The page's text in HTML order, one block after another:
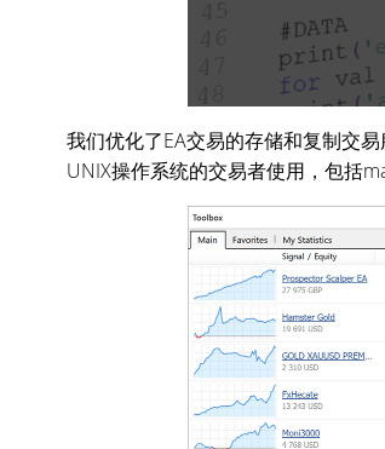
我们优化了EA交易的存储和复制交
UNIX操作系统的交易者使用，包括